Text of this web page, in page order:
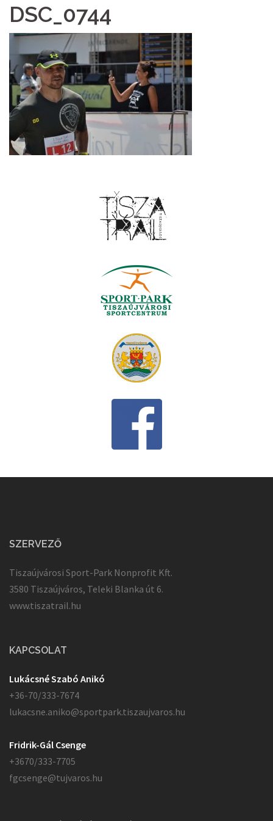
DSC_0744
SZERVEZŐ
Tiszaújvárosi Sport-Park Nonprofit Kft.
3580 Tiszaújváros, Teleki Blanka út 6.
www.tiszatrail.hu
KAPCSOLAT
Lukácsné Szabó Anikó
+36-70/333-7674
lukacsne.aniko@sportpark.tiszaujvaros.hu
Fridrik-Gál Csenge
+3670/333-7705
fgcsenge@tujvaros.hu